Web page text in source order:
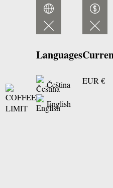
Languages
Čeština
English
EUR €